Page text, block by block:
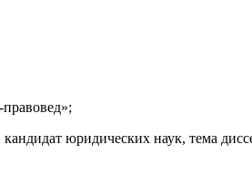
юридических наук, тема